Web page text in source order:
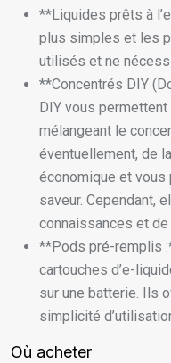
**Liquides prêts à
plus simples et les
utilisés et ne
**Concentrés DIY
DIY vous
mélangeant le
éventuellement, de
économique et
saveur. Cependant,
connaissances et de
**Pods pré-remplis
cartouches d’e-
sur une batterie. Ils
simplicité
Où acheter